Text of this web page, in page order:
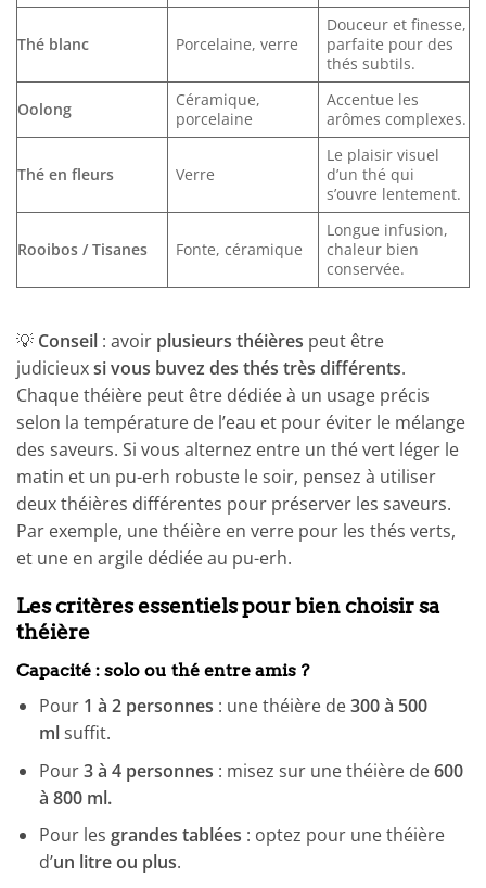
Thé blanc Porcelaine, verre
Douceur et finesse,
parfaite pour des
thés subtils.
Oolong
Céramique,
porcelaine
Accentue les
arômes complexes.
Thé en fleurs Verre
Le plaisir visuel
d’un thé qui
s’ouvre lentement.
Rooibos / Tisanes Fonte, céramique
Longue infusion,
chaleur bien
conservée.
💡 Conseil : avoir plusieurs théières peut être
judicieuxsi vous buvez des thés très différents.
Chaque théière peut être dédiée à un usage précis
selon la température de l’eau et pour éviter le mélange
des saveurs. Si vous alternez entre un thé vert léger le
matin et un pu-erh robuste le soir, pensez à utiliser
deux théières différentes pour préserver les saveurs.
Par exemple, une théière en verre pour les thés verts,
et une en argile dédiée au pu-erh.
Les critères essentiels pour bien choisir sa
théière
Capacité : solo ou thé entre amis ?
Pour 1 à 2 personnes : une théière de300 à 500
mlsuffit.
Pour3 à 4 personnes : misez sur une théière de600
à 800 ml.
Pour les grandes tablées : optez pour une théière
d’un litre ou plus.